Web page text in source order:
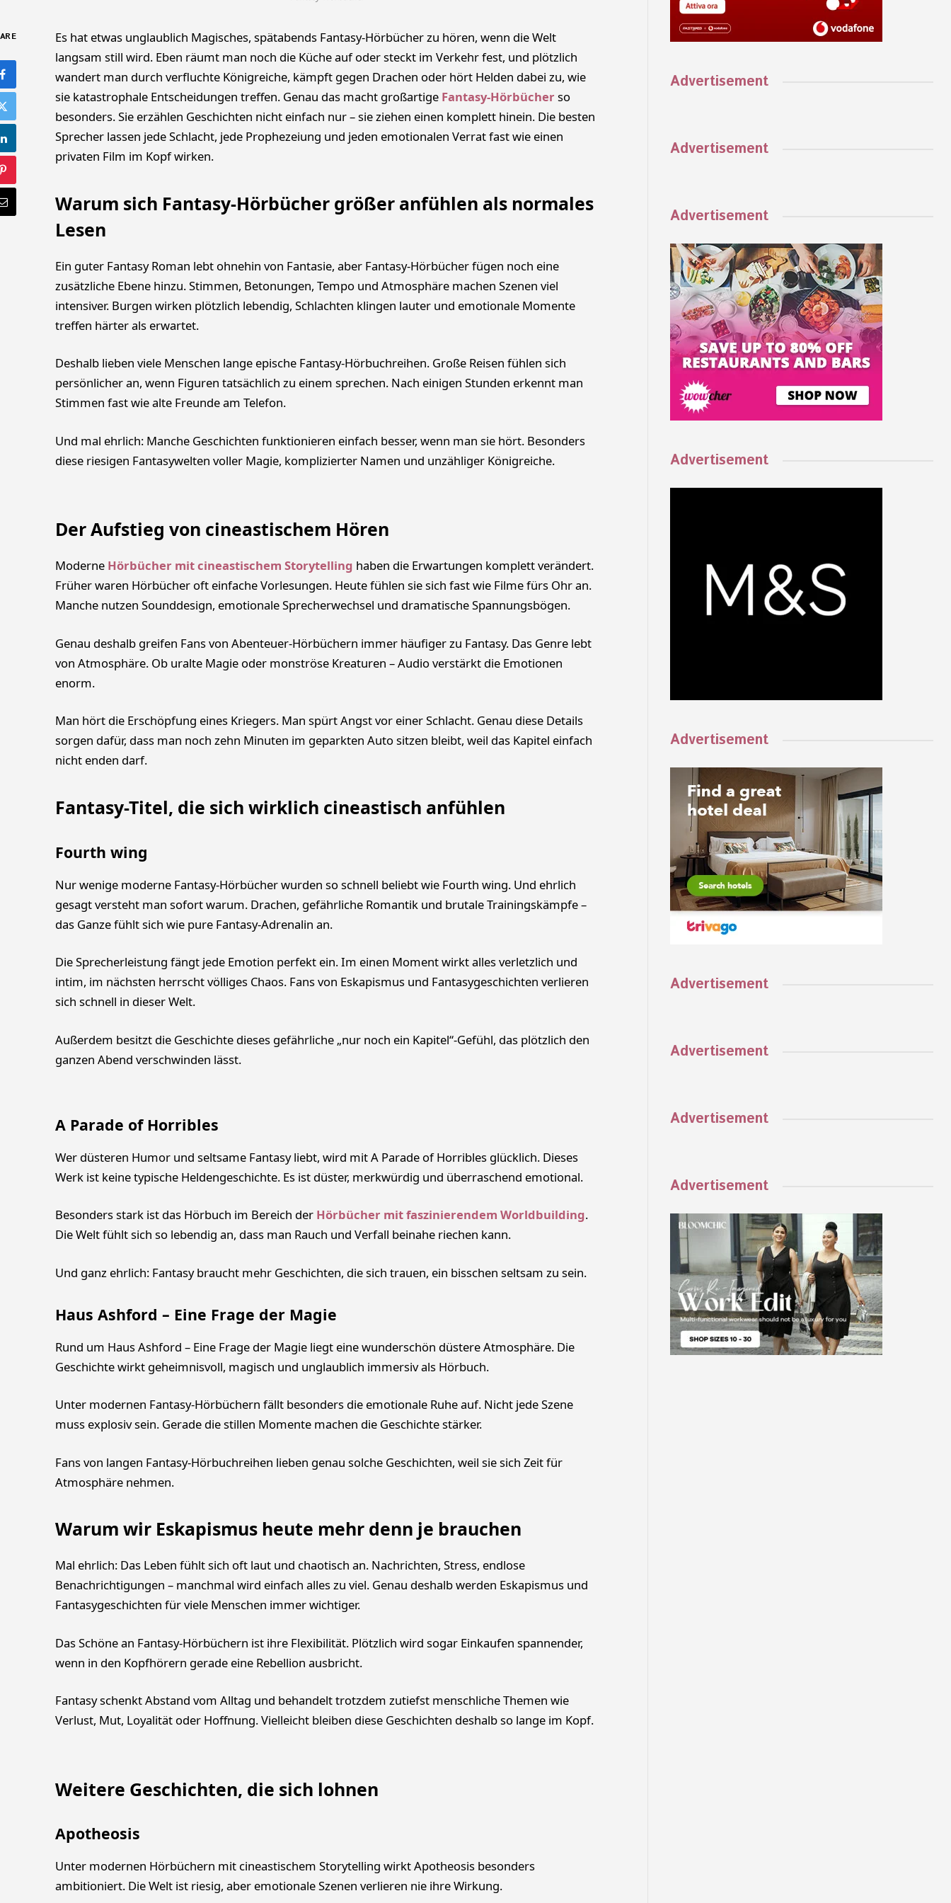
Es hat etwas unglaublich Magisches, spätabends Fantasy-Hörbücher zu hören, wenn die Welt
langsam still wird. Eben räumt man noch die Küche auf oder steckt im Verkehr fest, und plötzlich
wandert man durch verfluchte Königreiche, kämpft gegen Drachen oder hört Helden dabei zu, wie
sie katastrophale Entscheidungen treffen. Genau das macht großartige Fantasy-Hörbücher so
besonders. Sie erzählen Geschichten nicht einfach nur – sie ziehen einen komplett hinein. Die besten
Sprecher lassen jede Schlacht, jede Prophezeiung und jeden emotionalen Verrat fast wie einen
privaten Film im Kopf wirken.
Warum sich Fantasy-Hörbücher größer anfühlen als normales
Lesen
Ein guter Fantasy Roman lebt ohnehin von Fantasie, aber Fantasy-Hörbücher fügen noch eine
zusätzliche Ebene hinzu. Stimmen, Betonungen, Tempo und Atmosphäre machen Szenen viel
intensiver. Burgen wirken plötzlich lebendig, Schlachten klingen lauter und emotionale Momente
treffen härter als erwartet.
Deshalb lieben viele Menschen lange epische Fantasy-Hörbuchreihen. Große Reisen fühlen sich
persönlicher an, wenn Figuren tatsächlich zu einem sprechen. Nach einigen Stunden erkennt man
Stimmen fast wie alte Freunde am Telefon.
Und mal ehrlich: Manche Geschichten funktionieren einfach besser, wenn man sie hört. Besonders
diese riesigen Fantasywelten voller Magie, komplizierter Namen und unzähliger Königreiche.
Der Aufstieg von cineastischem Hören
Moderne Hörbücher mit cineastischem Storytelling haben die Erwartungen komplett verändert.
Früher waren Hörbücher oft einfache Vorlesungen. Heute fühlen sie sich fast wie Filme fürs Ohr an.
Manche nutzen Sounddesign, emotionale Sprecherwechsel und dramatische Spannungsbögen.
Genau deshalb greifen Fans von Abenteuer-Hörbüchern immer häufiger zu Fantasy. Das Genre lebt
von Atmosphäre. Ob uralte Magie oder monströse Kreaturen – Audio verstärkt die Emotionen
enorm.
Man hört die Erschöpfung eines Kriegers. Man spürt Angst vor einer Schlacht. Genau diese Details
sorgen dafür, dass man noch zehn Minuten im geparkten Auto sitzen bleibt, weil das Kapitel einfach
nicht enden darf.
Fantasy-Titel, die sich wirklich cineastisch anfühlen
Fourth wing
Nur wenige moderne Fantasy-Hörbücher wurden so schnell beliebt wie Fourth wing. Und ehrlich
gesagt versteht man sofort warum. Drachen, gefährliche Romantik und brutale Trainingskämpfe –
das Ganze fühlt sich wie pure Fantasy-Adrenalin an.
Die Sprecherleistung fängt jede Emotion perfekt ein. Im einen Moment wirkt alles verletzlich und
intim, im nächsten herrscht völliges Chaos. Fans von Eskapismus und Fantasygeschichten verlieren
sich schnell in dieser Welt.
Außerdem besitzt die Geschichte dieses gefährliche „nur noch ein Kapitel“-Gefühl, das plötzlich den
ganzen Abend verschwinden lässt.
A Parade of Horribles
Wer düsteren Humor und seltsame Fantasy liebt, wird mit A Parade of Horribles glücklich. Dieses
Werk ist keine typische Heldengeschichte. Es ist düster, merkwürdig und überraschend emotional.
Besonders stark ist das Hörbuch im Bereich der Hörbücher mit faszinierendem Worldbuilding.
Die Welt fühlt sich so lebendig an, dass man Rauch und Verfall beinahe riechen kann.
Und ganz ehrlich: Fantasy braucht mehr Geschichten, die sich trauen, ein bisschen seltsam zu sein.
Haus Ashford – Eine Frage der Magie
Rund um Haus Ashford – Eine Frage der Magie liegt eine wunderschön düstere Atmosphäre. Die
Geschichte wirkt geheimnisvoll, magisch und unglaublich immersiv als Hörbuch.
Unter modernen Fantasy-Hörbüchern fällt besonders die emotionale Ruhe auf. Nicht jede Szene
muss explosiv sein. Gerade die stillen Momente machen die Geschichte stärker.
Fans von langen Fantasy-Hörbuchreihen lieben genau solche Geschichten, weil sie sich Zeit für
Atmosphäre nehmen.
Warum wir Eskapismus heute mehr denn je brauchen
Mal ehrlich: Das Leben fühlt sich oft laut und chaotisch an. Nachrichten, Stress, endlose
Benachrichtigungen – manchmal wird einfach alles zu viel. Genau deshalb werden Eskapismus und
Fantasygeschichten für viele Menschen immer wichtiger.
Das Schöne an Fantasy-Hörbüchern ist ihre Flexibilität. Plötzlich wird sogar Einkaufen spannender,
wenn in den Kopfhörern gerade eine Rebellion ausbricht.
Fantasy schenkt Abstand vom Alltag und behandelt trotzdem zutiefst menschliche Themen wie
Verlust, Mut, Loyalität oder Hoffnung. Vielleicht bleiben diese Geschichten deshalb so lange im Kopf.
Weitere Geschichten, die sich lohnen
Apotheosis
Unter modernen Hörbüchern mit cineastischem Storytelling wirkt Apotheosis besonders
ambitioniert. Die Welt ist riesig, aber emotionale Szenen verlieren nie ihre Wirkung.
Advertisement
Advertisement
Advertisement
Advertisement
Advertisement
Advertisement
Advertisement
Advertisement
Advertisement